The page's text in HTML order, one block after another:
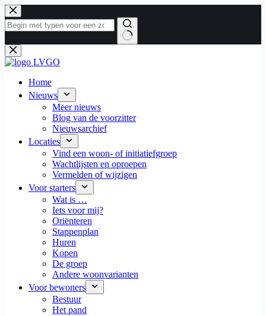
Ga
naar
de
Geen
resultaten
Home
Nieuws
Meer nieuws
Blog van de voorzitter
Nieuwsarchief
Locaties
Vind een woon- of initiatiefgroep
Wachtlijsten en oproepen
Vermelden of wijzigen
Voor starters
Wat is …
Iets voor mij?
Oriënteren
Stappenplan
Huren
Kopen
De groep
Andere woonvarianten
Voor bewoners
Bestuur
Het pand